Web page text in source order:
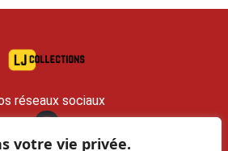
votre vie privée.
réseaux sociaux
collections.com